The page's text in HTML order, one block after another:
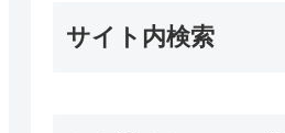
サイト内検索